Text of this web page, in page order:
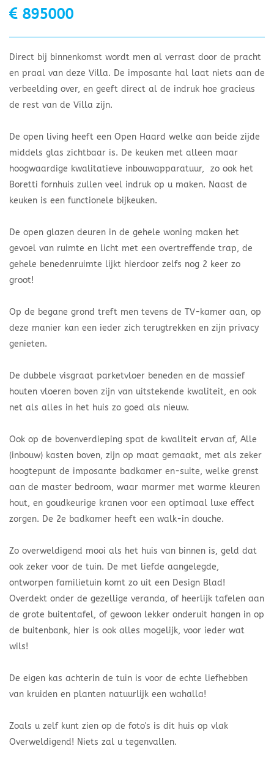
895000
Direct bij binnenkomst wordt men al verrast door de pracht
en praal van deze Villa. De imposante hal laat niets aan de
verbeelding over, en geeft direct al de indruk hoe gracieus
de rest van de Villa zijn.
De open living heeft een Open Haard welke aan beide zijde
middels glas zichtbaar is. De keuken met alleen maar
hoogwaardige kwalitatieve inbouwapparatuur, zo ook het
Boretti fornhuis zullen veel indruk op u maken. Naast de
keuken is een functionele bijkeuken.
De open glazen deuren in de gehele woning maken het
gevoel van ruimte en licht met een overtreffende trap, de
gehele benedenruimte lijkt hierdoor zelfs nog 2 keer zo
groot!
Op de begane grond treft men tevens de TV-kamer aan, op
deze manier kan een ieder zich terugtrekken en zijn privacy
genieten.
De dubbele visgraat parketvloer beneden en de massief
houten vloeren boven zijn van uitstekende kwaliteit, en ook
net als alles in het huis zo goed als nieuw.
Ook op de bovenverdieping spat de kwaliteit ervan af, Alle
(inbouw) kasten boven, zijn op maat gemaakt, met als zeker
hoogtepunt de imposante badkamer en-suite, welke grenst
aan de master bedroom, waar marmer met warme kleuren
hout, en goudkeurige kranen voor een optimaal luxe effect
zorgen. De 2e badkamer heeft een walk-in douche.
Zo overweldigend mooi als het huis van binnen is, geld dat
ook zeker voor de tuin. De met liefde aangelegde,
ontworpen familietuin komt zo uit een Design Blad!
Overdekt onder de gezellige veranda, of heerlijk tafelen aan
de grote buitentafel, of gewoon lekker onderuit hangen in op
de buitenbank, hier is ook alles mogelijk, voor ieder wat
wils!
De eigen kas achterin de tuin is voor de echte liefhebben
van kruiden en planten natuurlijk een wahalla!
Zoals u zelf kunt zien op de foto's is dit huis op vlak
Overweldigend! Niets zal u tegenvallen.